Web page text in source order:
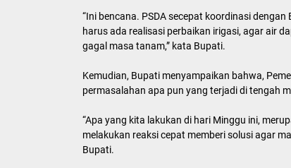
“Ini bencana. PSDA secepat koordinasi
harus ada realisasi perbaikan irigasi, agar air
gagal masa tanam,” kata Bupati.
Kemudian, Bupati menyampaikan bahwa,
permasalahan apa pun yang terjadi di tengah
“Apa yang kita lakukan di hari Minggu ini,
melakukan reaksi cepat memberi solusi agar
Bupati.